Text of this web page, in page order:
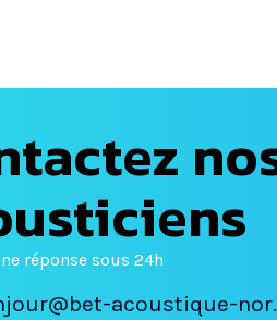
réponse sous 24h
acoustique-